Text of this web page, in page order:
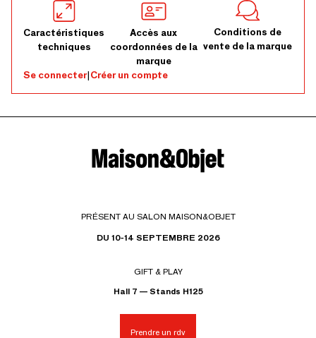
Caractéristiques
techniques
Accès aux
coordonnées de la
marque
Conditions de
vente de la marque
Se connecter|Créer un compte
PRÉSENT AU SALON MAISON&OBJET
DU 10-14 SEPTEMBRE 2026
GIFT & PLAY
Hall 7 — Stands H125
Prendre un rdv